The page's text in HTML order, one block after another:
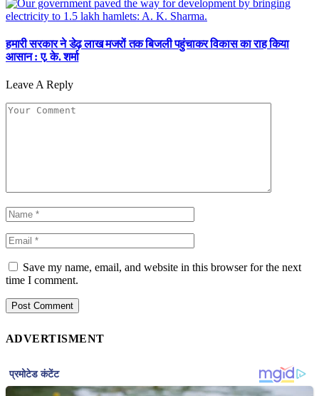
हमारी सरकार ने डेढ़ लाख मजरों तक बिजली पहुंचाकर विकास का राह किया
आसान : ए. के. शर्मा
Leave A Reply
Save my name, email, and website in this browser for the next
time I comment.
ADVERTISMENT